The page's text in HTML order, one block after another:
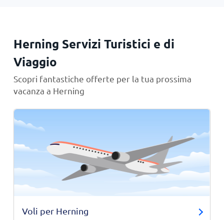
Herning Servizi Turistici e di
Viaggio
Scopri fantastiche offerte per la tua prossima
vacanza a Herning
Voli per Herning